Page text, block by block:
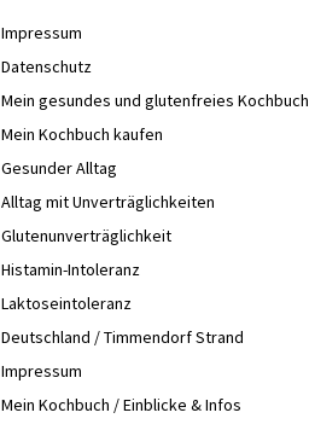
Impressum
Datenschutz
Mein gesundes und glutenfreies Kochbuch
Mein Kochbuch kaufen
Gesunder Alltag
Alltag mit Unverträglichkeiten
Glutenunverträglichkeit
Histamin-Intoleranz
Laktoseintoleranz
Deutschland / Timmendorf Strand
Impressum
Mein Kochbuch / Einblicke & Infos